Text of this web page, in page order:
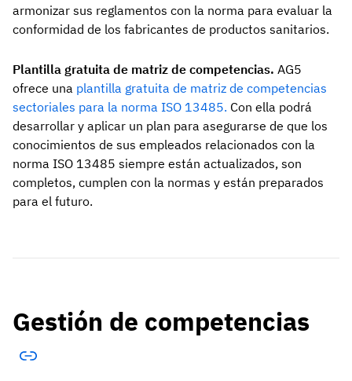
armonizar sus reglamentos con la norma para evaluar la
conformidad de los fabricantes de productos sanitarios.
Plantilla gratuita de matriz de competencias. AG5
ofrece una plantilla gratuita de matriz de competencias
sectoriales para la norma ISO 13485. Con ella podrá
desarrollar y aplicar un plan para asegurarse de que los
conocimientos de sus empleados relacionados con la
norma ISO 13485 siempre están actualizados, son
completos, cumplen con la normas y están preparados
para el futuro.
Gestión de competencias